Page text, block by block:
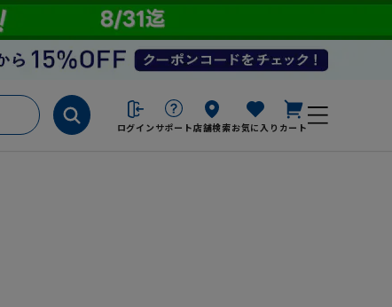
ログイン サポート店舗検索お気に入り カート